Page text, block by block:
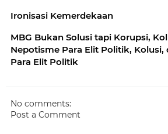
Ironisasi Kemerdekaan
MBG Bukan Solusi tapi Korupsi,
Nepotisme Para Elit Politik, Kolusi,
Para Elit Politik
No comments:
Post a Comment